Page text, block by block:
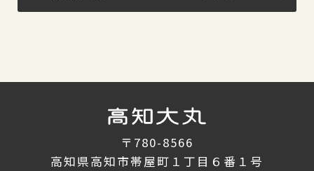
〒780-8566
高知県高知市帯屋町１丁目６番１号